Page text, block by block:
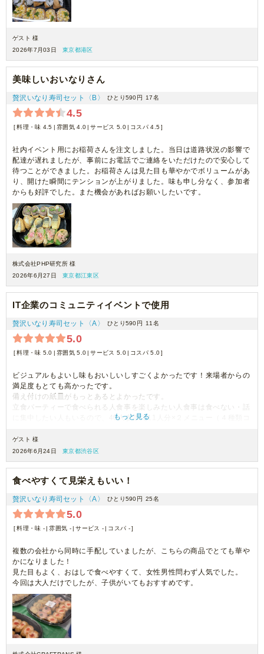
ゲスト 様
2026年7月03日
東京都港区
美味しいおいなりさん
贅沢いなり寿司セット〈B〉 ひとり590円 17名
4.5
料理・味 4.5 雰囲気 4.0 サービス 5.0 コスパ 4.5
社内イベント用にお稲荷さんを注文しました。当日は道路状況の影響で
配達が遅れましたが、事前にお電話でご連絡をいただけたので安心して
待つことができました。お稲荷さんは見た目も華やかでボリュームがあ
り、開けた瞬間にテンションが上がりました。味も申し分なく、参加者
からも好評でした。また機会があればお願いしたいです。
株式会社PHP研究所 様
2026年6月27日
東京都江東区
IT企業のコミュニティイベントで使用
贅沢いなり寿司セット〈A〉 ひとり590円 11名
5.0
料理・味 5.0 雰囲気 5.0 サービス 5.0 コスパ 5.0
ビジュアルもよいし味もおいしいしすごくよかったです！来場者からの
満足度もとても高かったです。
備え付けの紙皿がもっとあるとよかったです。
立食パーティーで食べられる人食事を楽しみたい人食事は食べない・話
に集中したい人もいるので、40人参加で11人分×２メニュー（４種類コ
同じメニューかける人数分ではなく、立食パーティー用・30人分おまか
せ（８種類×15人など）というメニューもあると助かります
もっと見る
ゲスト 様
2026年6月24日
東京都渋谷区
食べやすくて見栄えもいい！
贅沢いなり寿司セット〈A〉 ひとり590円 25名
5.0
料理・味 - 雰囲気 - サービス - コスパ -
複数の会社から同時に手配していましたが、こちらの商品でとても華や
かになりました！
見た目もよく、おはしで食べやすくて、女性男性問わず人気でした。
今回は大人だけでしたが、子供がいてもおすすめです。